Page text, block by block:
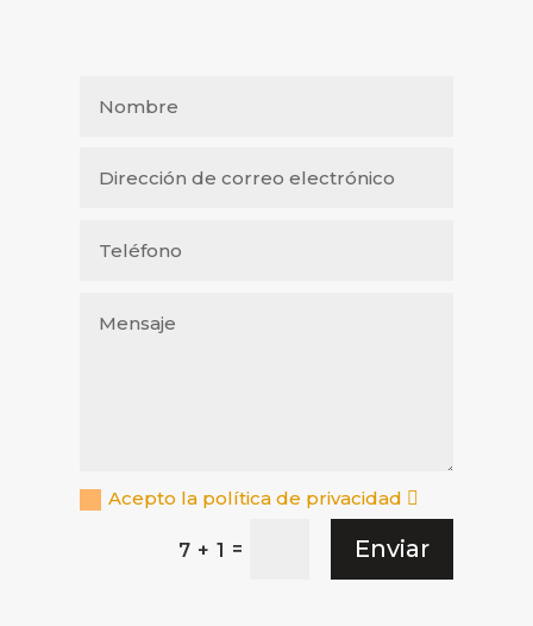
Acepto la política de privacidad
7 + 1 = Enviar